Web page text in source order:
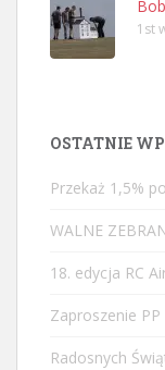
1st
OSTATNIE
Przekaż 1,5%
WALNE
18. edycja RC
Zaproszenie PP
Radosnych